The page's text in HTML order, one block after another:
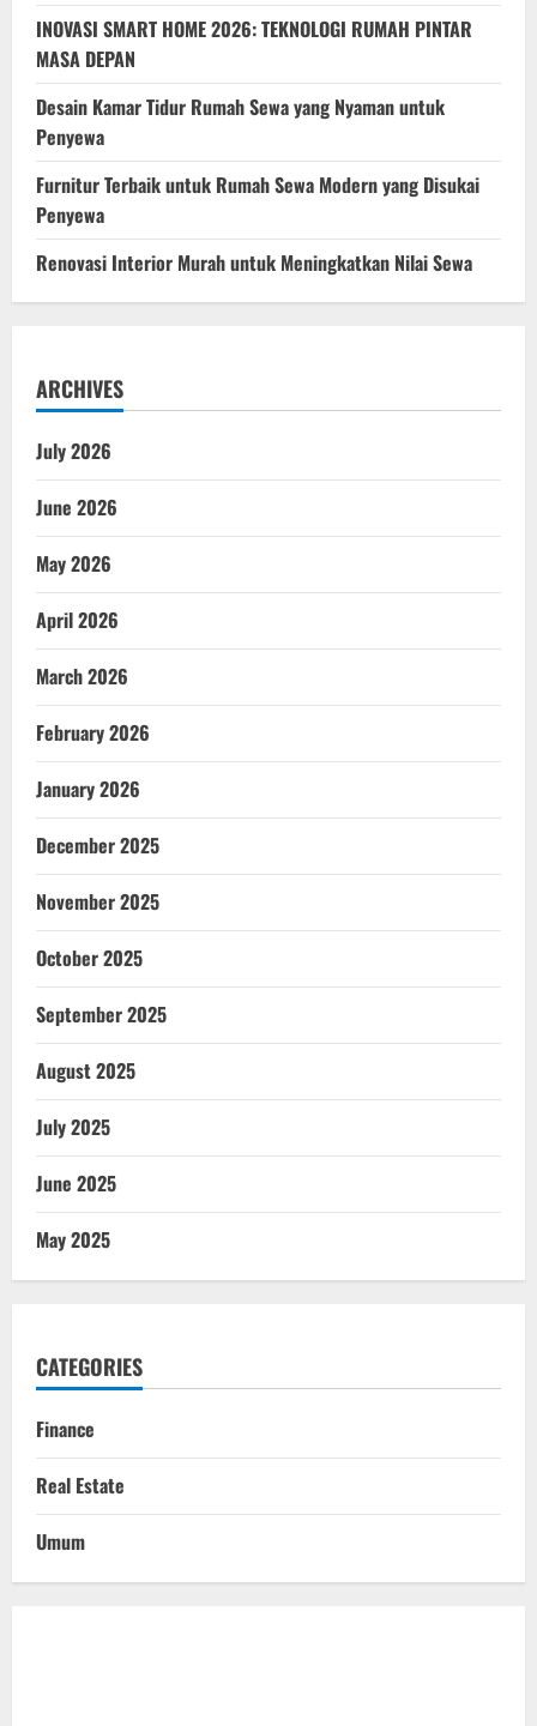
INOVASI SMART HOME 2026: TEKNOLOGI RUMAH PINTAR
MASA DEPAN
Desain Kamar Tidur Rumah Sewa yang Nyaman untuk
Penyewa
Furnitur Terbaik untuk Rumah Sewa Modern yang Disukai
Penyewa
Renovasi Interior Murah untuk Meningkatkan Nilai Sewa
ARCHIVES
July 2026
June 2026
May 2026
April 2026
March 2026
February 2026
January 2026
December 2025
November 2025
October 2025
September 2025
August 2025
July 2025
June 2025
May 2025
CATEGORIES
Finance
Real Estate
Umum